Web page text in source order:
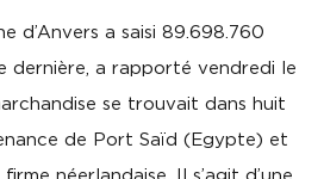
d’Anvers a saisi 89.698.760
dernière, a rapporté vendredi le
se trouvait dans huit
de Port Saïd (Egypte) et